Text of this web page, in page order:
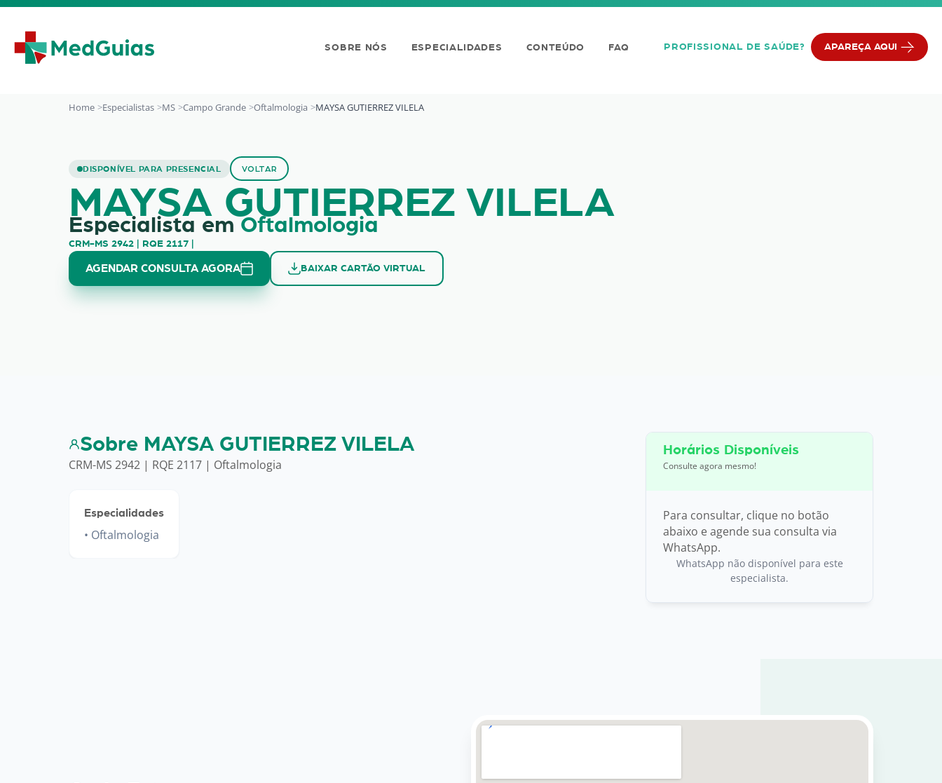
Ir para o conteúdo
SOBRE NÓS ESPECIALIDADES CONTEÚDO FAQ PROFISSIONAL DE SAÚDE? APAREÇA AQUI
Home Especialistas MS Campo Grande Oftalmologia MAYSA GUTIERREZ VILELA
DISPONÍVEL PARA PRESENCIAL VOLTAR
MAYSA GUTIERREZ VILELA
MAYSA GUTIERREZ VILELA
Especialista em Oftalmologia
CRM-MS 2942 | RQE 2117 |
AGENDAR CONSULTA AGORA BAIXAR CARTÃO VIRTUAL
Sobre MAYSA GUTIERREZ VILELA
CRM-MS 2942 | RQE 2117 | Oftalmologia
Especialidades
Oftalmologia
Horários Disponíveis
Consulte agora mesmo!
Para consultar, clique no botão
abaixo e agende sua consulta via
WhatsApp.
WhatsApp não disponível para este
especialista.